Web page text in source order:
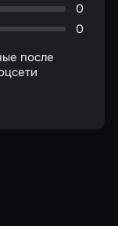
0
0
после